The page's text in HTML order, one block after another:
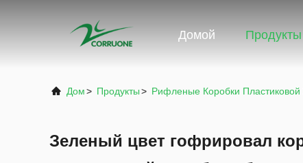
Домой Продукты
Дом> Продукты> Рифленые Коробки Пластиковой
Зеленый цвет гофрировал